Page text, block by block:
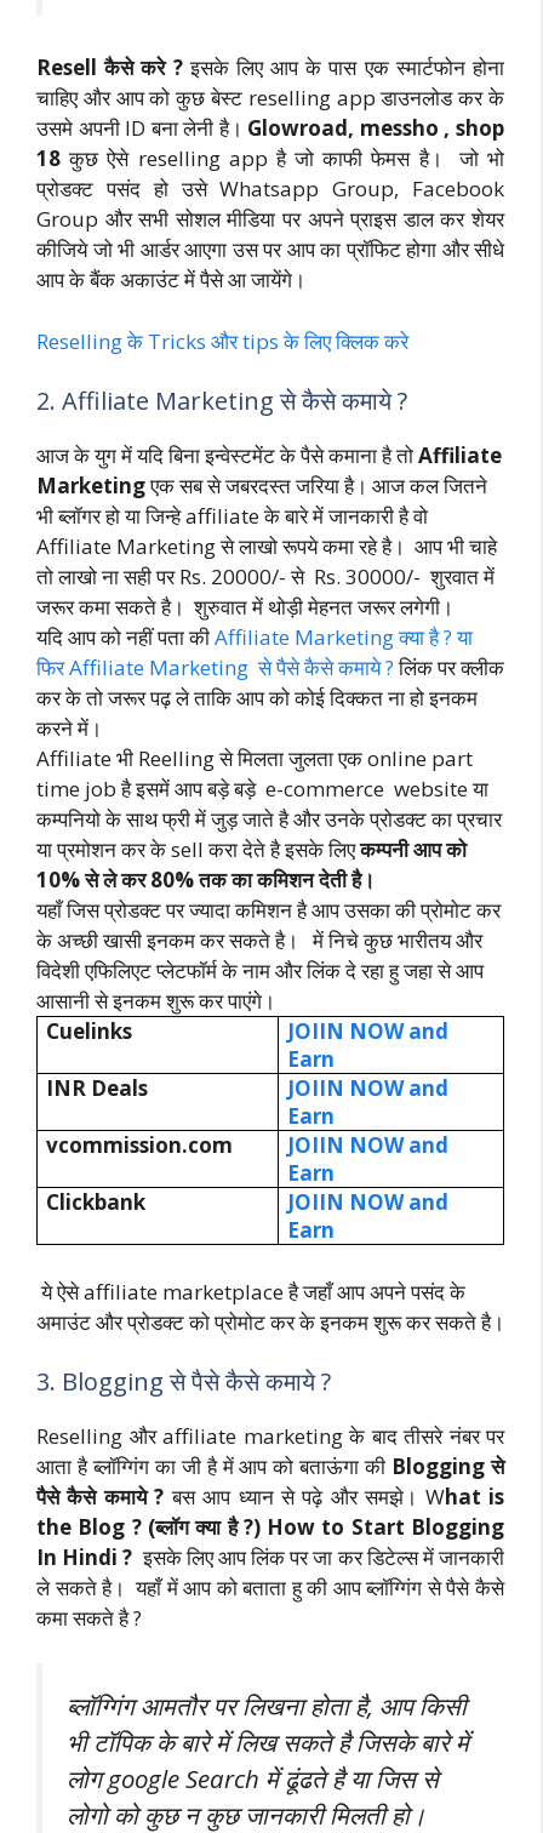
Resell कैसे करे ?इसके लिए आप के पास एक स्मार्टफोन होना
चाहिए और आप को कुछ बेस्ट reselling app डाउनलोड कर के
उसमे अपनी ID बना लेनी है। Glowroad, messho , shop
18कुछ ऐसे reselling app है जो काफी फेमस है। जो भो
प्रोडक्ट पसंद हो उसे Whatsapp Group, Facebook
Group और सभी सोशल मीडिया पर अपने प्राइस डाल कर शेयर
कीजिये जो भी आर्डर आएगा उस पर आप का प्रॉफिट होगा और सीधे
आप के बैंक अकाउंट में पैसे आ जायेंगे।
Reselling के Tricks और tips के लिए क्लिक करे
2. Affiliate Marketing से कैसे कमाये ?
आज के युग में यदि बिना इन्वेस्टमेंट के पैसे कमाना है तोAffiliate
Marketingएक सब से जबरदस्त जरिया है। आज कल जितने
भी ब्लॉगर हो या जिन्हे affiliate के बारे में जानकारी है वो
Affiliate Marketing से लाखो रूपये कमा रहे है। आप भी चाहे
तो लाखो ना सही पर Rs. 20000/- से Rs. 30000/- शुरवात में
जरूर कमा सकते है। शुरुवात में थोड़ी मेहनत जरूर लगेगी।
यदि आप को नहीं पता कीAffiliate Marketing क्या है ? या
फिर Affiliate Marketing से पैसे कैसे कमाये ?लिंक पर क्लीक
कर के तो जरूर पढ़ ले ताकि आप को कोई दिक्कत ना हो इनकम
करने में।
Affiliate भी Reelling से मिलता जुलता एक online part
time job है इसमें आप बड़े बड़े e-commerce website या
कम्पनियो के साथ फ्री में जुड़ जाते है और उनके प्रोडक्ट का प्रचार
या प्रमोशन कर के sell करा देते है इसके लिएकम्पनी आप को
10% से ले कर 80% तक का कमिशन देती है।
यहाँ जिस प्रोडक्ट पर ज्यादा कमिशन है आप उसका की प्रोमोट कर
के अच्छी खासी इनकम कर सकते है। में निचे कुछ भारीतय और
विदेशी एफिलिएट प्लेटफॉर्म के नाम और लिंक दे रहा हु जहा से आप
आसानी से इनकम शुरू कर पाएंगे।
Cuelinks
JOIIN NOW and
Earn
INR Deals
JOIIN NOW and
Earn
vcommission.com
JOIIN NOW and
Earn
Clickbank
JOIIN NOW and
Earn
ये ऐसे affiliate marketplace है जहाँ आप अपने पसंद के
अमाउंट और प्रोडक्ट को प्रोमोट कर के इनकम शुरू कर सकते है।
3. Blogging से पैसे कैसे कमाये ?
Reselling और affiliate marketing के बाद तीसरे नंबर पर
आता है ब्लॉग्गिंग का जी है में आप को बताऊंगा की Blogging से
पैसे कैसे कमाये ? बस आप ध्यान से पढ़े और समझे। What is
the Blog ? (ब्लॉग क्या है ?) How to Start Blogging
In Hindi ? इसके लिए आप लिंक पर जा कर डिटेल्स में जानकारी
ले सकते है। यहाँ में आप को बताता हु की आप ब्लॉग्गिंग से पैसे कैसे
कमा सकते है ?
ब्लॉग्गिंग आमतौर पर लिखना होता है, आप किसी
भी टॉपिक के बारे में लिख सकते है जिसके बारे में
लोग google Search में ढूंढते है या जिस से
लोगो को कुछ न कुछ जानकारी मिलती हो।